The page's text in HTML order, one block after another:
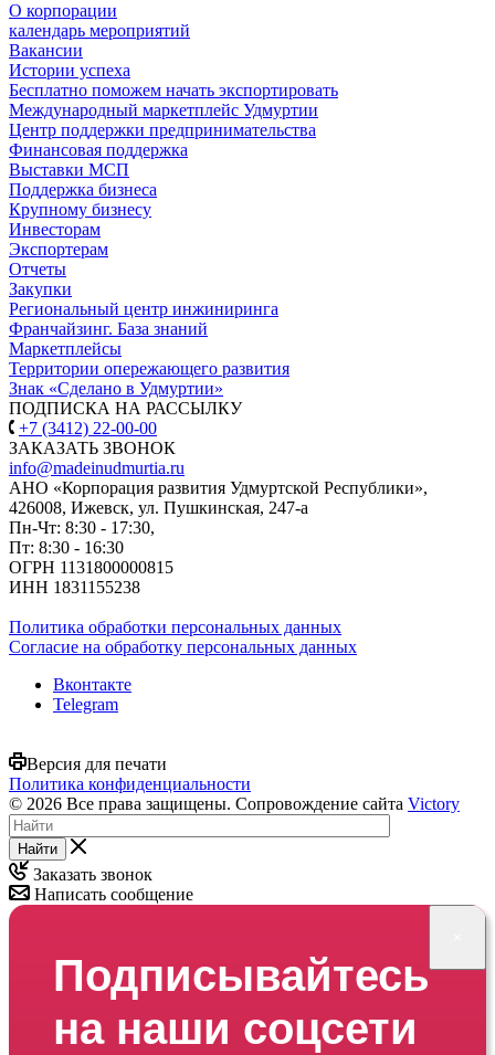
подшипниковой продукцией и оказанием транспортных
услуг.
О корпорации
календарь мероприятий
Вакансии
Истории успеха
Бесплатно поможем начать экспортировать
Международный маркетплейс Удмуртии
Центр поддержки предпринимательства
Финансовая поддержка
Выставки МСП
Поддержка бизнеса
Крупному бизнесу
Инвесторам
Экспортерам
Отчеты
Закупки
Региональный центр инжиниринга
Франчайзинг. База знаний
Маркетплейсы
Территории опережающего развития
Знак «Сделано в Удмуртии»
ПОДПИСКА НА РАССЫЛКУ
+7 (3412) 22-00-00
ЗАКАЗАТЬ ЗВОНОК
info@madeinudmurtia.ru
АНО «Корпорация развития Удмуртской Республики»,
426008, Ижевск, ул. Пушкинская, 247-а
Пн-Чт: 8:30 - 17:30,
Пт: 8:30 - 16:30
ОГРН 1131800000815
ИНН 1831155238
Политика обработки персональных данных
Согласие на обработку персональных данных
Вконтакте
Telegram
Версия для печати
Политика конфиденциальности
© 2026 Все права защищены. Сопровождение сайта Victory
Найти
Заказать звонок
Написать сообщение
Подписывайтесь
на наши соцсети